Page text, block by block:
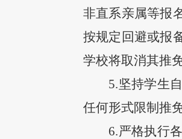
非直系亲属等报
按规定回避或报
学校将取消其推
5.坚持学生
任何形式限制推
6.严格执行